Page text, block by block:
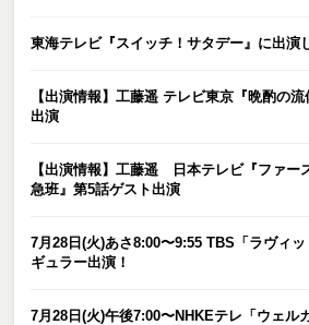
東海テレビ『スイッチ！サタデー』に出演
【出演情報】工藤遥 テレビ東京『晩酌の
出演
【出演情報】工藤遥 日本テレビ『ファ
急班』第5話ゲスト出演
7月28日(火)あさ8:00〜9:55 TBS「ラヴィ
ギュラー出演！
7月28日(火)午後7:00〜NHKEテレ「ウェル